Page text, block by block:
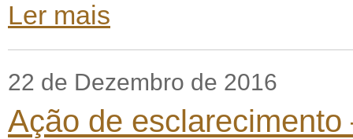
Ler mais
22 de Dezembro de 2016
Ação de esclarecimento